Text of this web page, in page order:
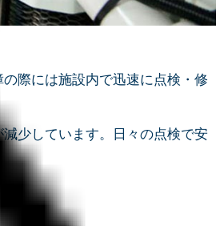
際には施設内で迅速に点検・修
少しています。日々の点検で安